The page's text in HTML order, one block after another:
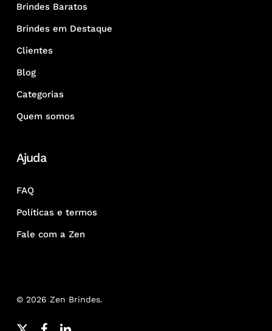
Brindes Baratos
Brindes em Destaque
Clientes
Blog
Categorias
Quem somos
Ajuda
FAQ
Políticas e termos
Fale com a Zen
© 2026 Zen Brindes.
x- facebooklinkedin